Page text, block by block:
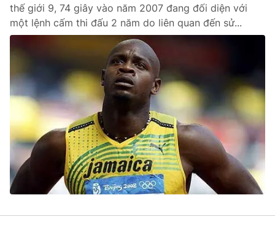
thế giới 9, 74 giây vào năm 2007 đang đối diện với
một lệnh cấm thi đấu 2 năm do liên quan đến sử...